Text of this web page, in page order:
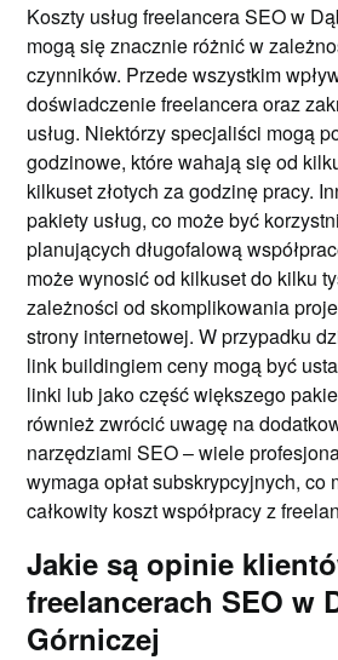
Koszty usług freelancera SEO w
mogą się znacznie różnić w
czynników. Przede wszystkim
doświadczenie freelancera oraz
usług. Niektórzy specjaliści mogą
godzinowe, które wahają się od
kilkuset złotych za godzinę pracy.
pakiety usług, co może być
planujących długofalową
może wynosić od kilkuset do kilku
zależności od skomplikowania
strony internetowej. W przypadku
link buildingiem ceny mogą być
linki lub jako część większego
również zwrócić uwagę na
narzędziami SEO – wiele
wymaga opłat subskrypcyjnych, co
całkowity koszt współpracy z
Jakie są opinie
freelancerach SEO w
Górniczej